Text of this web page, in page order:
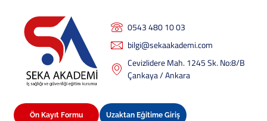
0543 480 10 03
bilgi@sekaakademi.com
Cevizlidere Mah. 1245 Sk. No:8/B
Çankaya / Ankara
Ön Kayıt Formu Uzaktan Eğitime Giriş